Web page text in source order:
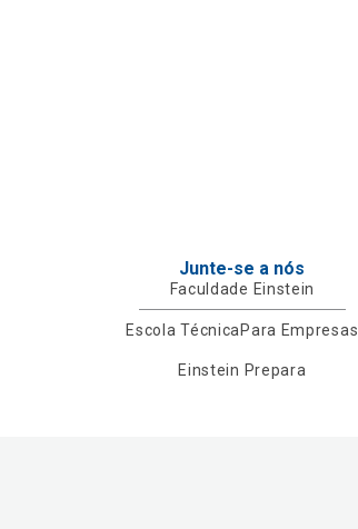
Junte-se a nós
Faculdade Einstein
Escola TécnicaPara Empresas
Einstein Prepara